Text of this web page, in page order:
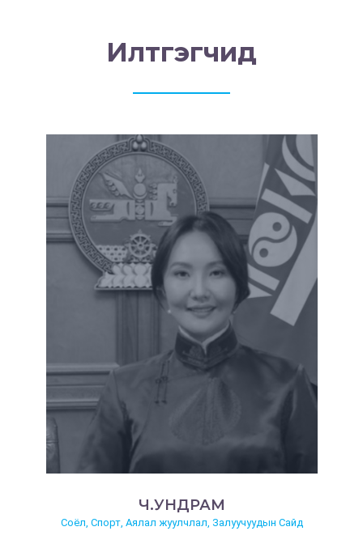
Илтгэгчид
Ч.УНДРАМ
Соёл, Спорт, Аялал жуулчлал, Залуучуудын Сайд